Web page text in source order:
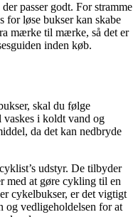
passer godt. For stramme
for løse bukser kan skabe
mærke til mærke, så det er
inden køb.
skal du følge
vaskes i koldt vand og
da det kan nedbryde
udstyr. De tilbyder
med at gøre cykling til en
cykelbukser, er det vigtigt
og vedligeholdelsen for at